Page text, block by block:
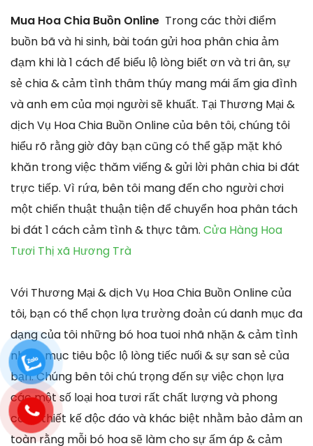
Mua Hoa Chia Buồn Online Trong các thời điểm
buồn bã và hi sinh, bài toán gửi hoa phân chia ảm
đạm khi là 1 cách để biểu lộ lòng biết ơn và tri ân, sự
sẻ chia & cảm tình thâm thúy mang mái ấm gia đình
và anh em của mọi người sẽ khuất. Tại Thương Mại &
dịch Vụ Hoa Chia Buồn Online của bên tôi, chúng tôi
hiểu rõ rằng giờ đây bạn cũng có thể gặp mặt khó
khăn trong việc thăm viếng & gửi lời phân chia bi đát
trực tiếp. Vì rứa, bên tôi mang đến cho người chơi
một chiến thuật thuận tiện để chuyển hoa phân tách
bi đát 1 cách cảm tình & thực tâm. Cửa Hàng Hoa
Tươi Thị xã Hương Trà
Với Thương Mại & dịch Vụ Hoa Chia Buồn Online của
tôi, bạn có thể chọn lựa trường đoản cú danh mục đa
dạng của tôi những bó hoa tuoi nhã nhặn & cảm tình
nhằm mục tiêu bộc lộ lòng tiếc nuối & sự san sẻ của
bạn. Chúng bên tôi chú trọng đến sự việc chọn lựa
các một số loại hoa tươi rất chất lượng và phong
cách thiết kế độc đáo và khác biệt nhằm bảo đảm an
toàn rằng mỗi bó hoa sẽ làm cho sự ấm áp & cảm